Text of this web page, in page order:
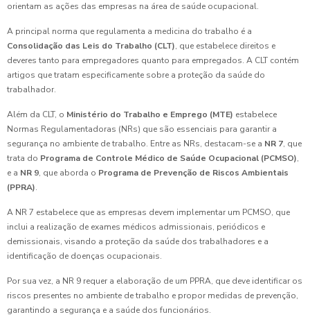
orientam as ações das empresas na área de saúde ocupacional.
A principal norma que regulamenta a medicina do trabalho é a
Consolidação das Leis do Trabalho (CLT), que estabelece direitos e
deveres tanto para empregadores quanto para empregados. A CLT contém
artigos que tratam especificamente sobre a proteção da saúde do
trabalhador.
Além da CLT, o Ministério do Trabalho e Emprego (MTE) estabelece
Normas Regulamentadoras (NRs) que são essenciais para garantir a
segurança no ambiente de trabalho. Entre as NRs, destacam-se a NR 7, que
trata do Programa de Controle Médico de Saúde Ocupacional (PCMSO),
e a NR 9, que aborda o Programa de Prevenção de Riscos Ambientais
(PPRA).
A NR 7 estabelece que as empresas devem implementar um PCMSO, que
inclui a realização de exames médicos admissionais, periódicos e
demissionais, visando a proteção da saúde dos trabalhadores e a
identificação de doenças ocupacionais.
Por sua vez, a NR 9 requer a elaboração de um PPRA, que deve identificar os
riscos presentes no ambiente de trabalho e propor medidas de prevenção,
garantindo a segurança e a saúde dos funcionários.